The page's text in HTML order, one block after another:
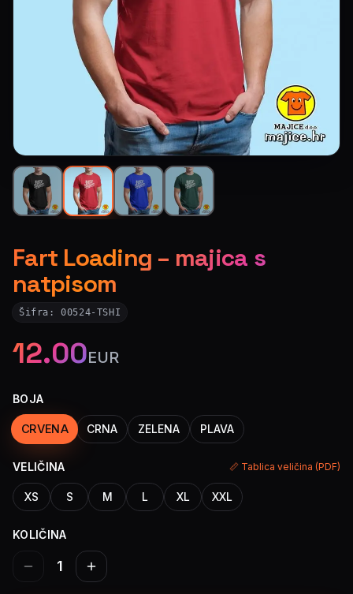
Fart Loading – majica s
natpisom
Šifra:00524-TSHI
12.00EUR
BOJA
CRVENA CRNA ZELENA PLAVA
VELIČINA 📏 Tablica veličina (PDF)
XS S M L XL XXL
KOLIČINA
1